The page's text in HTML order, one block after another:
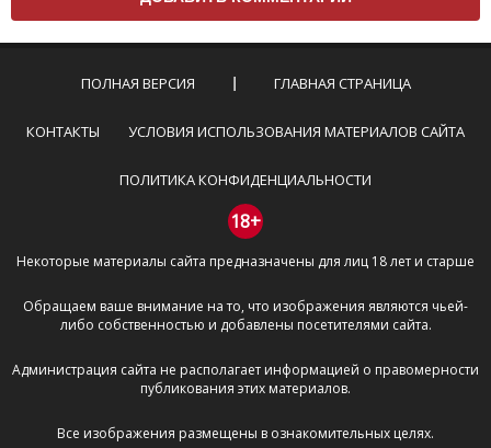
Комментарий не может быть слишком
эмоциональных высказываний.
Не стоит отклоняться от предмета обсуждения.
Пожалуйста, не используйте в комментарие
призывы к насилию и высказывания,
направленные на разжигание расовой,
межнациональной и религиозной розни —
пожалейте наших модераторов, они кстати
очень славные ребята, поверьте.
буквами.
Не копируйте рецензии с других сайтов, нам
важно именно ваше мнение.
Не размещайте рекламу!
И запаситесь терпением, все комментарии
ПОЛНАЯ ВЕРСИЯ ГЛАВНАЯ СТРАНИЦА
КОНТАКТЫ УСЛОВИЯ ИСПОЛЬЗОВАНИЯ МАТЕРИАЛОВ САЙТА
ПОЛИТИКА КОНФИДЕНЦИАЛЬНОСТИ
18+
Некоторые материалы сайта предназначены для лиц 18 лет и старше
Обращаем ваше внимание на то, что изображения являются чьей-
либо собственностью и добавлены посетителями сайта.
Администрация сайта не располагает информацией о правомерности
публикования этих материалов.
Все изображения размещены в ознакомительных целях.